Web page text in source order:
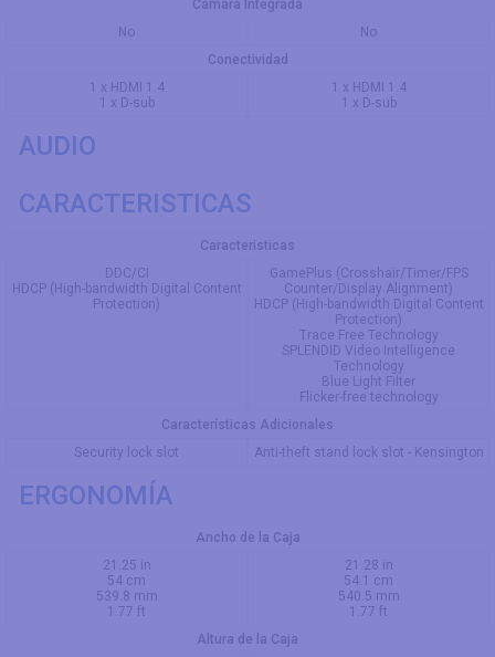
Cámara Integrada
No
No
Conectividad
1 x HDMI 1.4
1 x D-sub
1 x HDMI 1.4
1 x D-sub
AUDIO
CARACTERISTICAS
Caracteristicas
DDC/CI
HDCP (High-bandwidth Digital Content
Protection)
GamePlus (Crosshair/Timer/FPS
Counter/Display Alignment)
HDCP (High-bandwidth Digital Content
Protection)
Trace Free Technology
SPLENDID Video Intelligence
Technology
Blue Light Filter
Flicker-free technology
Características Adicionales
Security lock slot
Anti-theft stand lock slot - Kensington
ERGONOMÍA
Ancho de la Caja
21.25 in
54 cm
539.8 mm
1.77 ft
21.28 in
54.1 cm
540.5 mm
1.77 ft
Altura de la Caja